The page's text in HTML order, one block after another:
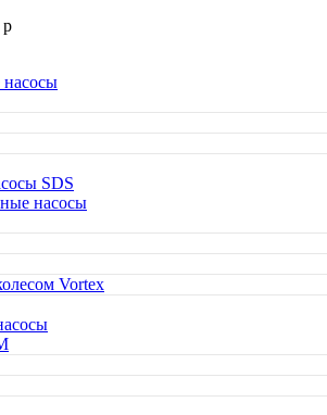
p
насосы
SDS
насосы
Vortex